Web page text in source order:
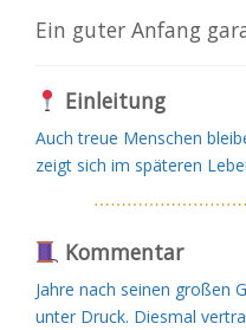
Ein guter Anfang
Einleitung
Auch treue Menschen
zeigt sich im späteren
Kommentar
Jahre nach seinen großen
unter Druck. Diesmal